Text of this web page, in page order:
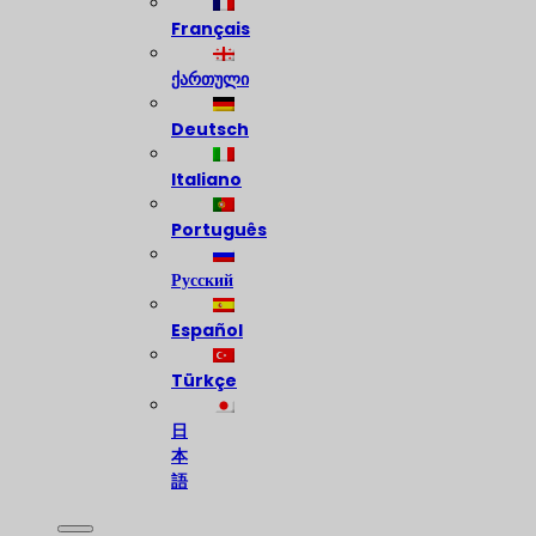
Français
ქართული
Deutsch
Italiano
Português
Русский
Español
Türkçe
日
本
語